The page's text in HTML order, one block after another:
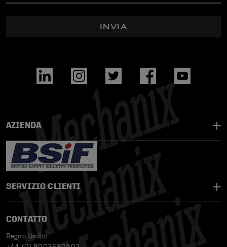
INVIA
AZIENDA
SERVIZIO CLIENTI
CONTATTO
Regno Unito: